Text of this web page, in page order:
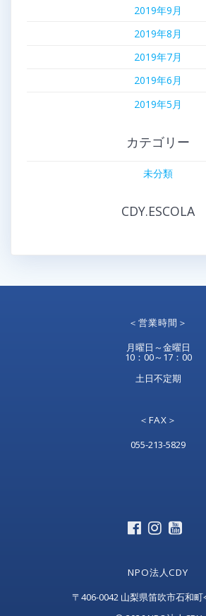
2019年9月
2019年8月
2019年7月
2019年6月
2019年5月
カテゴリー
未分類
CDY.ESCOLA
NPO法人CDY
〒406-0042 山梨県笛吹市石和町
＜営業時間＞
月曜日～金曜日
10：00～17：00
土日不定期
＜FAX＞
055-213-5829